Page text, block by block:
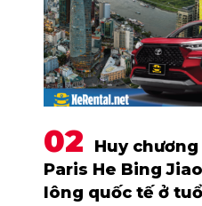
Huy
Paris He Bing
lông quốc tế ở